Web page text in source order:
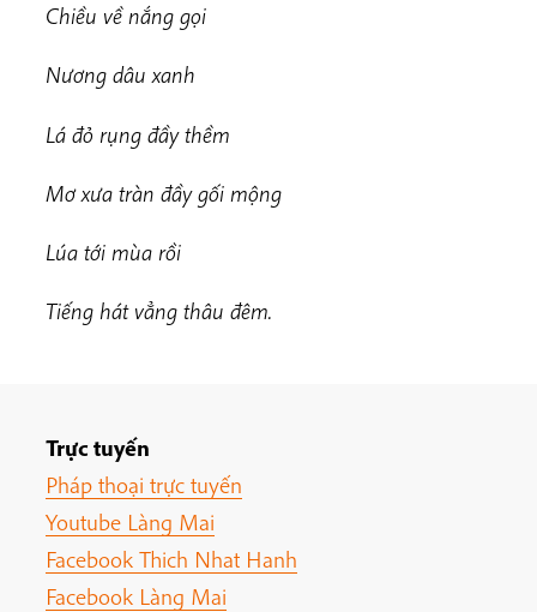
Chiều về nắng gọi
Nương dâu xanh
Lá đỏ rụng đầy thềm
Mơ xưa tràn đầy gối mộng
Lúa tới mùa rồi
Tiếng hát vẳng thâu đêm.
Trực tuyến
Pháp thoại trực tuyến
Youtube Làng Mai
Facebook Thich Nhat Hanh
Facebook Làng Mai